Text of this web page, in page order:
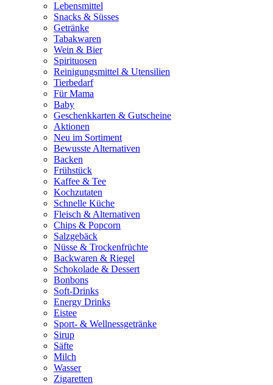
Lebensmittel
Snacks & Süsses
Getränke
Tabakwaren
Wein & Bier
Spirituosen
Reinigungsmittel & Utensilien
Tierbedarf
Für Mama
Baby
Geschenkkarten & Gutscheine
Aktionen
Neu im Sortiment
Bewusste Alternativen
Backen
Frühstück
Kaffee & Tee
Kochzutaten
Schnelle Küche
Fleisch & Alternativen
Chips & Popcorn
Salzgebäck
Nüsse & Trockenfrüchte
Backwaren & Riegel
Schokolade & Dessert
Bonbons
Soft-Drinks
Energy Drinks
Eistee
Sport- & Wellnessgetränke
Sirup
Säfte
Milch
Wasser
Zigaretten